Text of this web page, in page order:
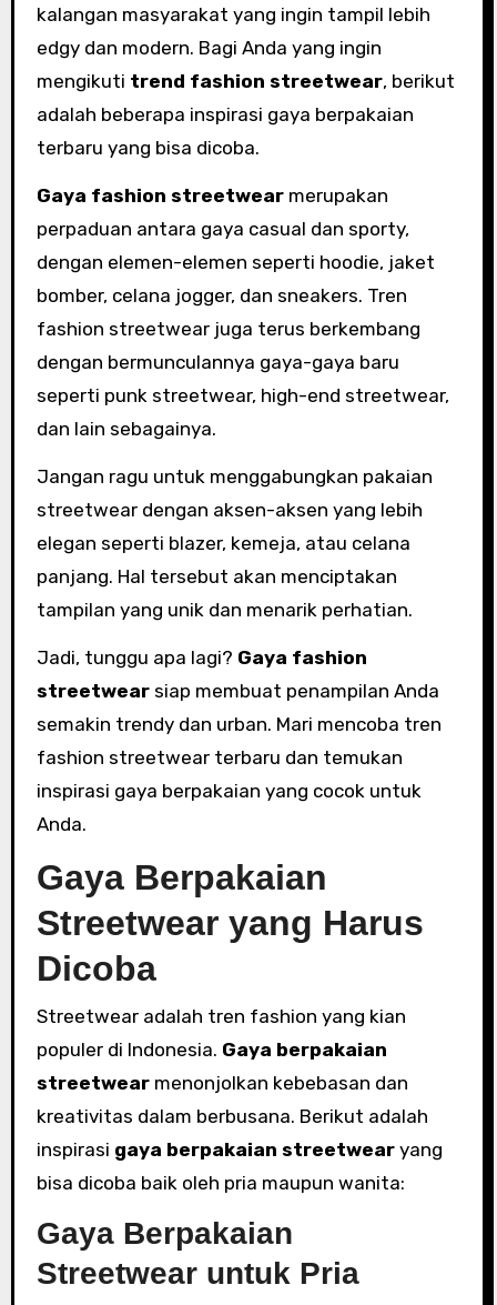
kalangan masyarakat yang ingin tampil lebih
edgy dan modern. Bagi Anda yang ingin
mengikuti trend fashion streetwear, berikut
adalah beberapa inspirasi gaya berpakaian
terbaru yang bisa dicoba.
Gaya fashion streetwearmerupakan
perpaduan antara gaya casual dan sporty,
dengan elemen-elemen seperti hoodie, jaket
bomber, celana jogger, dan sneakers. Tren
fashion streetwear juga terus berkembang
dengan bermunculannya gaya-gaya baru
seperti punk streetwear, high-end streetwear,
dan lain sebagainya.
Jangan ragu untuk menggabungkan pakaian
streetwear dengan aksen-aksen yang lebih
elegan seperti blazer, kemeja, atau celana
panjang. Hal tersebut akan menciptakan
tampilan yang unik dan menarik perhatian.
Jadi, tunggu apa lagi? Gaya fashion
streetwearsiap membuat penampilan Anda
semakin trendy dan urban. Mari mencoba tren
fashion streetwear terbaru dan temukan
inspirasi gaya berpakaian yang cocok untuk
Anda.
Gaya Berpakaian
Streetwear yang Harus
Dicoba
Streetwear adalah tren fashion yang kian
populer di Indonesia. Gaya berpakaian
streetwearmenonjolkan kebebasan dan
kreativitas dalam berbusana. Berikut adalah
inspirasi gaya berpakaian streetwearyang
bisa dicoba baik oleh pria maupun wanita:
Gaya Berpakaian
Streetwear untuk Pria